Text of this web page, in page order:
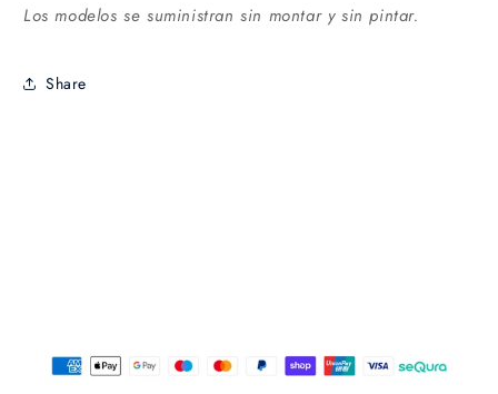
Los modelos se suministran sin montar y sin pintar.
Share